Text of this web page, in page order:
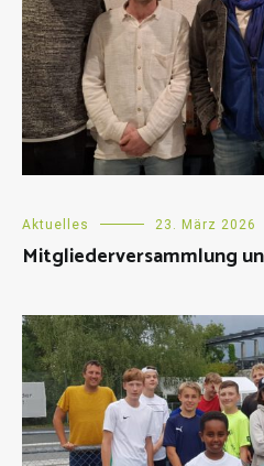
Aktuelles 23. März 2026
Mitgliederversammlung